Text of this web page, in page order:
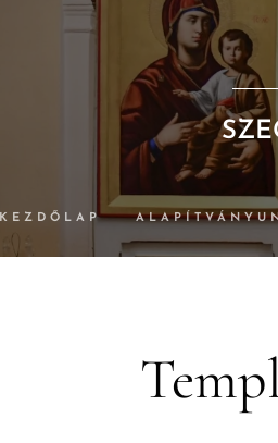
KEZDŐLAP